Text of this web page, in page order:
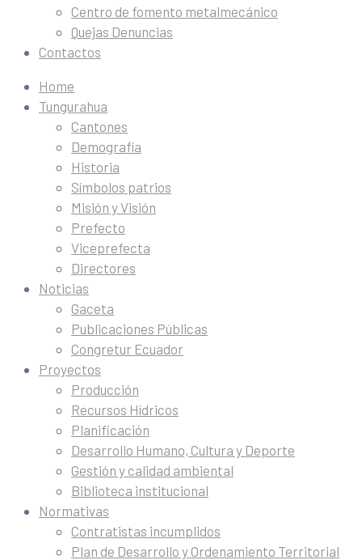
Centro de fomento metalmecánico
Quejas Denuncias
Contactos
Home
Tungurahua
Cantones
Demografía
Historia
Símbolos patrios
Misión y Visión
Prefecto
Viceprefecta
Directores
Noticias
Gaceta
Publicaciones Públicas
Congretur Ecuador
Proyectos
Producción
Recursos Hídricos
Planificación
Desarrollo Humano, Cultura y Deporte
Gestión y calidad ambiental
Biblioteca institucional
Normativas
Contratistas incumplidos
Plan de Desarrollo y Ordenamiento Territorial